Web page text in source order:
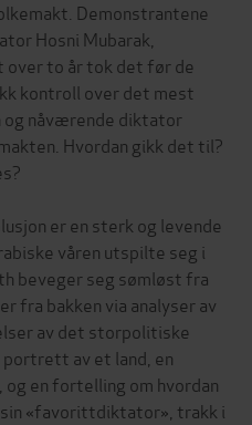
Demonstrantene
Hosni Mubarak,
over to år tok det før de
kontroll over det mest
nåværende diktator
Hvordan gikk det til?
er en sterk og levende
våren utspilte seg i
beveger seg sømløst fra
fra bakken via analyser av
av det storpolitiske
av et land, en
en fortelling om hvordan
sin «favorittdiktator», trakk i